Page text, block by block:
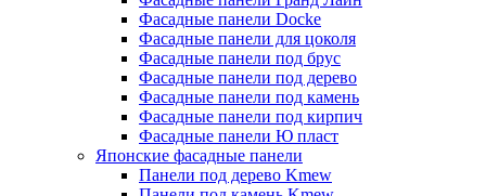
Фасадные панели Docke
Фасадные панели для цоколя
Фасадные панели под брус
Фасадные панели под дерево
Фасадные панели под камень
Фасадные панели под кирпич
Фасадные панели Ю пласт
Японские фасадные панели
Панели под дерево Kmew